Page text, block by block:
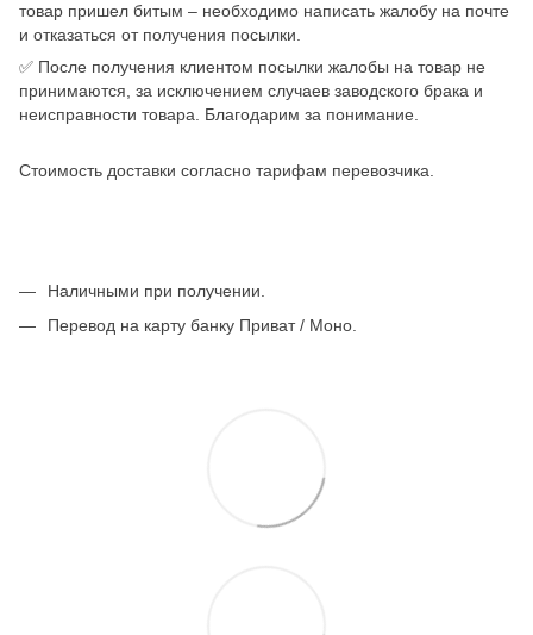
товар пришел битым – необходимо написать жалобу на почте
и отказаться от получения посылки.
✅ После получения клиентом посылки жалобы на товар не
принимаются, за исключением случаев заводского брака и
неисправности товара. Благодарим за понимание.
Стоимость доставки согласно тарифам перевозчика.
Наличными при получении.
Перевод на карту банку Приват / Моно.